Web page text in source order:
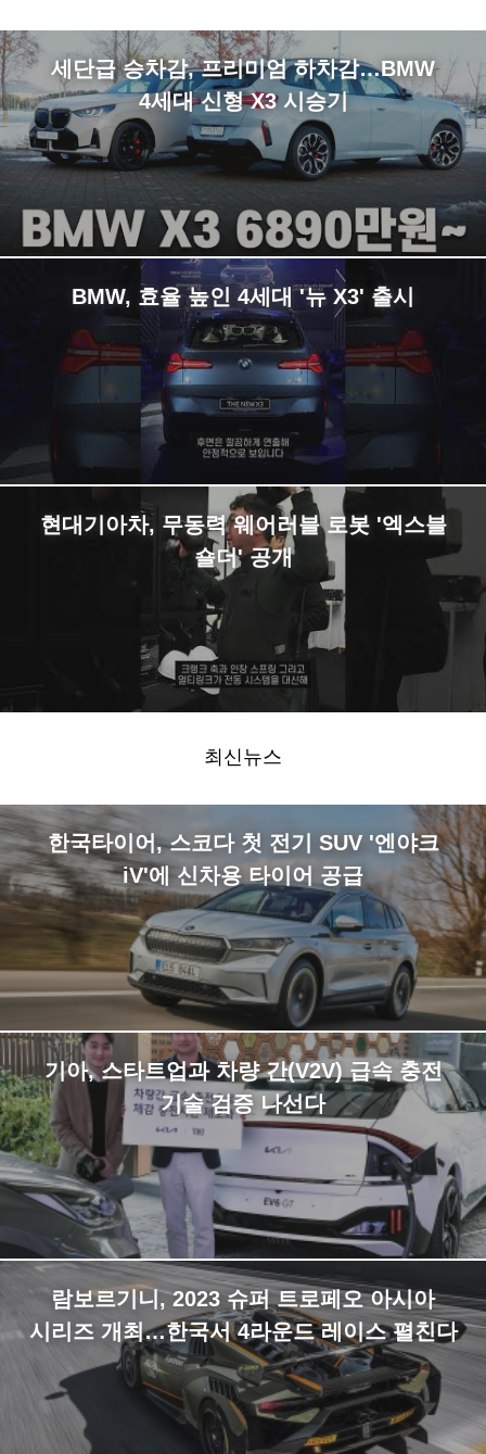
세단급 승차감, 프리미엄 하차감…BMW
4세대 신형 X3 시승기
BMW, 효율 높인 4세대 '뉴 X3' 출시
현대기아차, 무동력 웨어러블 로봇 '엑스블
숄더' 공개
최신뉴스
한국타이어, 스코다 첫 전기 SUV '엔야크
iV'에 신차용 타이어 공급
기아, 스타트업과 차량 간(V2V) 급속 충전
기술 검증 나선다
람보르기니, 2023 슈퍼 트로페오 아시아
시리즈 개최…한국서 4라운드 레이스 펼친다